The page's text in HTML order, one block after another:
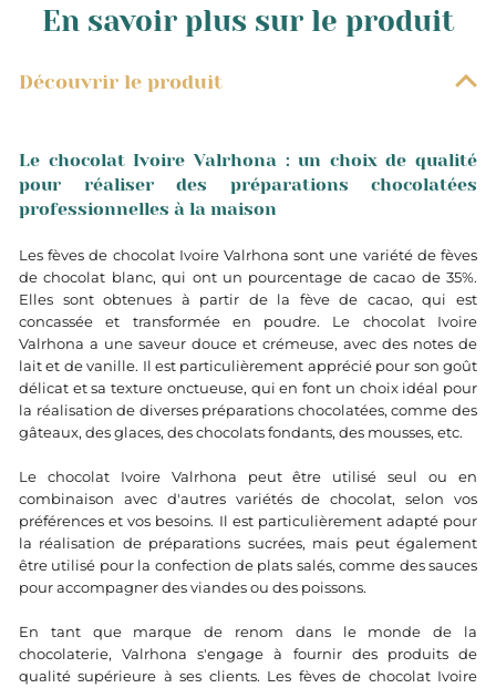
En savoir plus sur le produit
Découvrir le produit
Le chocolat Ivoire Valrhona : un choix de qualité
pour réaliser des préparations chocolatées
professionnelles à la maison
Les fèves de chocolat Ivoire Valrhona sont une variété de fèves
de chocolat blanc, qui ont un pourcentage de cacao de 35%.
Elles sont obtenues à partir de la fève de cacao, qui est
concassée et transformée en poudre. Le chocolat Ivoire
Valrhona a une saveur douce et crémeuse, avec des notes de
lait et de vanille. Il est particulièrement apprécié pour son goût
délicat et sa texture onctueuse, qui en font un choix idéal pour
la réalisation de diverses préparations chocolatées, comme des
gâteaux, des glaces, des chocolats fondants, des mousses, etc.
Le chocolat Ivoire Valrhona peut être utilisé seul ou en
combinaison avec d'autres variétés de chocolat, selon vos
préférences et vos besoins. Il est particulièrement adapté pour
la réalisation de préparations sucrées, mais peut également
être utilisé pour la confection de plats salés, comme des sauces
pour accompagner des viandes ou des poissons.
En tant que marque de renom dans le monde de la
chocolaterie, Valrhona s'engage à fournir des produits de
qualité supérieure à ses clients. Les fèves de chocolat Ivoire